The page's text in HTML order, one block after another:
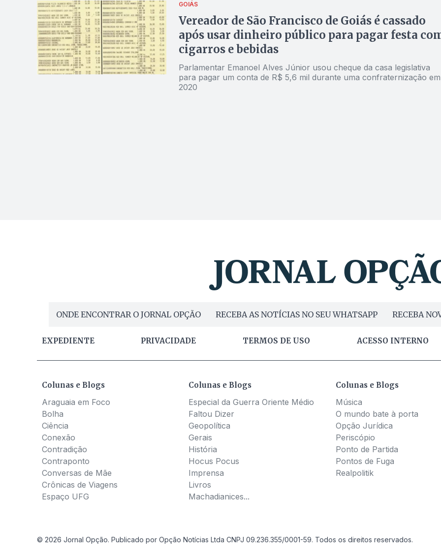
GOIÁS
Vereador de São Francisco de Goiás é cassado
após usar dinheiro público para pagar festa
cigarros e bebidas
Parlamentar Emanoel Alves Júnior usou cheque da casa legislativa
para pagar um conta de R$ 5,6 mil durante uma confraternização em
2020
ONDE ENCONTRAR O JORNAL OPÇÃO RECEBA AS NOTÍCIAS NO SEU WHATSAPP RECEBA
EXPEDIENTE PRIVACIDADE TERMOS DE USO ACESSO INTERNO
Colunas e Blogs
Araguaia em Foco
Bolha
Ciência
Conexão
Contradição
Contraponto
Conversas de Mãe
Crônicas de Viagens
Espaço UFG
Colunas e Blogs
Especial da Guerra Oriente Médio
Faltou Dizer
Geopolítica
Gerais
História
Hocus Pocus
Imprensa
Livros
Machadianices...
Colunas e Blogs
Música
O mundo bate à porta
Opção Jurídica
Periscópio
Ponto de Partida
Pontos de Fuga
Realpolitik
© 2026 Jornal Opção. Publicado por Opção Notícias Ltda CNPJ 09.236.355/0001-59. Todos os direitos reservados.